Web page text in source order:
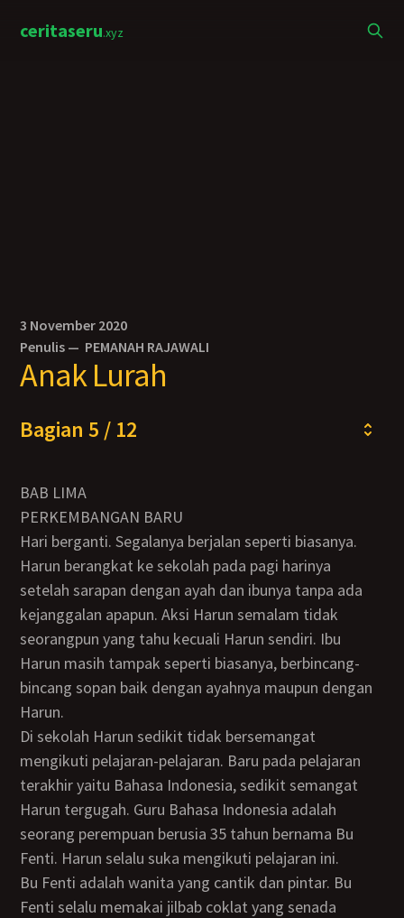
ceritaseru.xyz
3 November 2020
Penulis — PEMANAH RAJAWALI
Anak Lurah
Bagian 5 / 12
BAB LIMA
PERKEMBANGAN BARU
Hari berganti. Segalanya berjalan seperti biasanya.
Harun berangkat ke sekolah pada pagi harinya
setelah sarapan dengan ayah dan ibunya tanpa ada
kejanggalan apapun. Aksi Harun semalam tidak
seorangpun yang tahu kecuali Harun sendiri. Ibu
Harun masih tampak seperti biasanya, berbincang-
bincang sopan baik dengan ayahnya maupun dengan
Harun.
Di sekolah Harun sedikit tidak bersemangat
mengikuti pelajaran-pelajaran. Baru pada pelajaran
terakhir yaitu Bahasa Indonesia, sedikit semangat
Harun tergugah. Guru Bahasa Indonesia adalah
seorang perempuan berusia 35 tahun bernama Bu
Fenti. Harun selalu suka mengikuti pelajaran ini.
Bu Fenti adalah wanita yang cantik dan pintar. Bu
Fenti selalu memakai jilbab coklat yang senada